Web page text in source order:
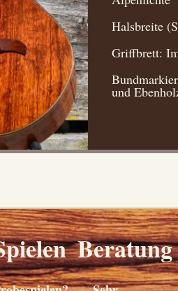
Halsbreite
Griffbrett:
und
Beratung